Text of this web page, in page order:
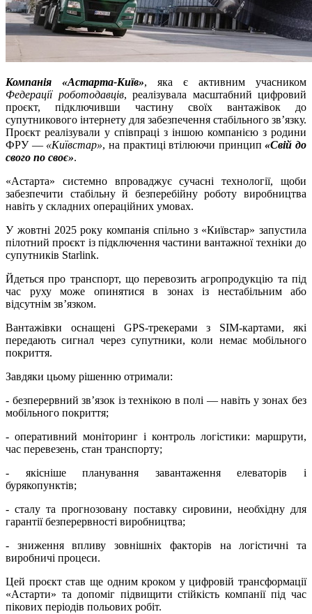
Компанія «Астарта-Київ», яка є активним учасником
Федерації роботодавців, реалізувала масштабний цифровий
проєкт, підключивши частину своїх вантажівок до
супутникового інтернету для забезпечення стабільного зв’язку.
Проєкт реалізували у співпраці з іншою компанією з родини
ФРУ — «Київстар», на практиці втілюючи принцип«Свій до
свого по своє».
«Астарта» системно впроваджує сучасні технології, щоби
забезпечити стабільну й безперебійну роботу виробництва
навіть у складних операційних умовах.
У жовтні 2025 року компанія спільно з «Київстар» запустила
пілотний проєкт із підключення частини вантажної техніки до
супутників Starlink.
Йдеться про транспорт, що перевозить агропродукцію та під
час руху може опинятися в зонах із нестабільним або
відсутнім зв’язком.
Вантажівки оснащені GPS-трекерами з SIM-картами, які
передають сигнал через супутники, коли немає мобільного
покриття.
Завдяки цьому рішенню отримали:
- безперервний зв’язок із технікою в полі — навіть у зонах без
мобільного покриття;
- оперативний моніторинг і контроль логістики: маршрути,
час перевезень, стан транспорту;
- якісніше планування завантаження елеваторів і
бурякопунктів;
- сталу та прогнозовану поставку сировини, необхідну для
гарантії безперервності виробництва;
- зниження впливу зовнішніх факторів на логістичні та
виробничі процеси.
Цей проєкт став ще одним кроком у цифровій трансформації
«Астарти» та допоміг підвищити стійкість компанії під час
пікових періодів польових робіт.